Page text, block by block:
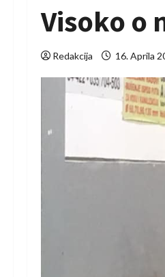
Visoko o
Redakcija 16. Aprila